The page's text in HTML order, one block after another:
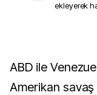
ekleyerek
ABD ile Venezuela arasındaki gerilim sürerken,
Amerikan savaş